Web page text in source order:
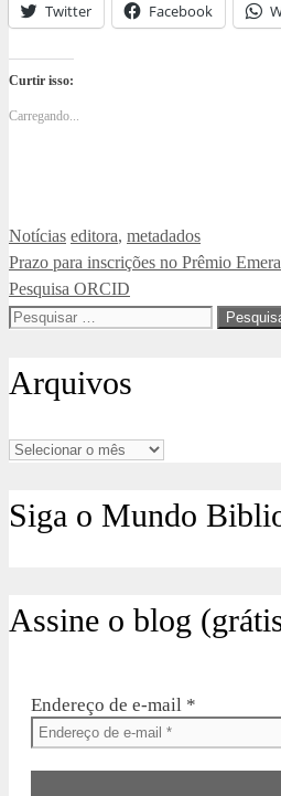
Twitter Facebook
Curtir isso:
Carregando...
Categorias
Notícias Tags
editora, metadados
Prazo para inscrições no Prêmio
Pesquisa ORCID
Pesquisar
Arquivos
Arquivos
Siga o Mundo
Assine o blog
Endereço de e-mail *